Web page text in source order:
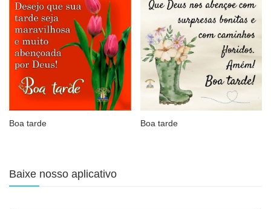
Boa tarde Boa tarde
Baixe nosso aplicativo